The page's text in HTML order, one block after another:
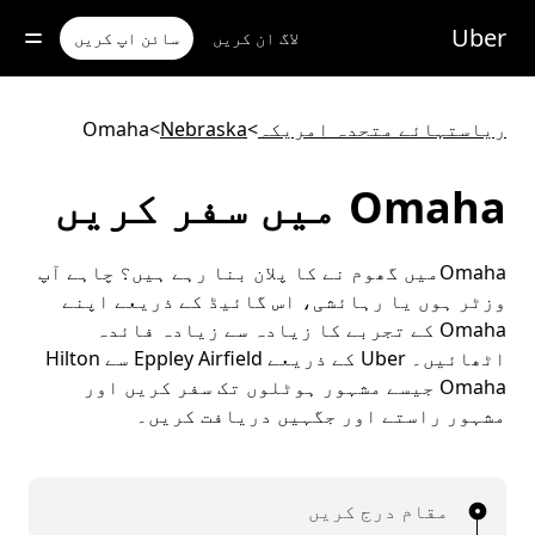
مواد
جائیں
Uber لاگ ان کریں سائن اپ کریں
ریاستہائے متحدہ امریکہ>
Nebraska
>
Omaha
Omaha میں سفر کریں
Omahaمیں گھوم نے کا پلان بنا رہے ہیں؟ چاہے آپ
وزٹر ہوں یا رہائشی، اس گائیڈ کے ذریعے اپنے
Omaha کے تجربے کا زیادہ سے زیادہ فائدہ
اٹھائیں۔ Uber کے ذریعے Eppley Airfield سے Hilton
Omaha جیسے مشہور ہوٹلوں تک سفر کریں اور
مشہور راستے اور جگہیں دریافت کریں۔
مقام درج کریں